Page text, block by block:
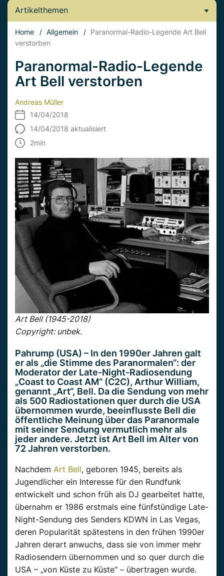
Artikelthemen
Home / Allgemein / Paranormal-Radio-Legende Art Bell
verstorben
Paranormal-Radio-Legende
Art Bell verstorben
Andreas Müller
14/04/2018
14/04/2018 aktualisiert
2min
Art Bell (1945-2018)
Copyright: unbek.
Pahrump (USA) – In den 1990er Jahren galt
er als „die Stimme des Paranormalen“: der
Moderator der Late-Night-Radiosendung
„Coast to Coast AM“ (C2C), Arthur William,
genannt „Art“, Bell. Da die Sendung von mehr
als 500 Radiostationen quer durch die USA
übernommen wurde, beeinflusste Bell die
öffentliche Meinung über das Paranormale
mit seiner Sendung vermutlich mehr als
jeder andere. Jetzt ist Art Bell im Alter von
72 Jahren verstorben.
Nachdem Art Bell, geboren 1945, bereits als
Jugendlicher ein Interesse für den Rundfunk
entwickelt und schon früh als DJ gearbeitet hatte,
übernahm er 1986 erstmals eine fünfstündige Late-
Night-Sendung des Senders KDWN in Las Vegas,
deren Popularität spätestens in den frühen 1990er
Jahren derart anwuchs, dass sie von immer mehr
Radiosendern übernommen und so quer durch die
USA – „von Küste zu Küste“ – übertragen wurde.